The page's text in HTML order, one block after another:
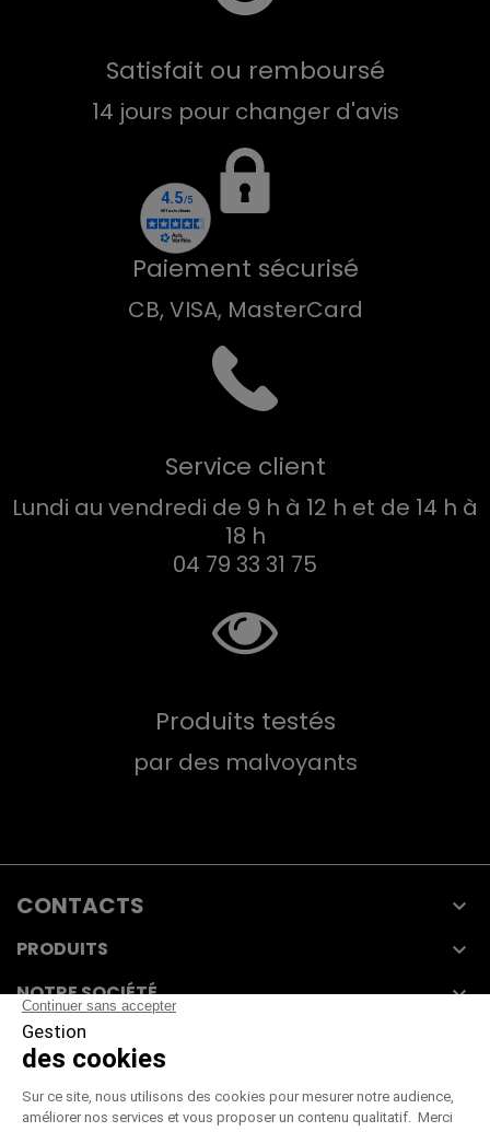
Satisfait ou remboursé
14 jours pour changer d'avis
Paiement sécurisé
CB, VISA, MasterCard
Service client
Lundi au vendredi de 9 h à 12 h et de 14 h à
18 h
04 79 33 31 75
Produits testés
par des malvoyants
CONTACTS 
PRODUITS 
NOTRE SOCIÉTÉ 
VOTRE COMPTE
CGV|CGU |Mentions légales